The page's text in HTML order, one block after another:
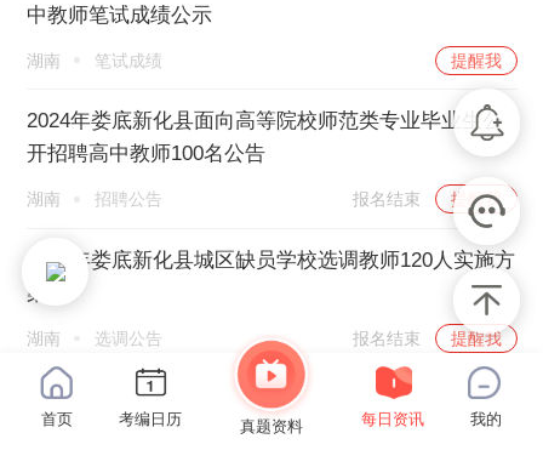
中教师笔试成绩公示
湖南 笔试成绩 提醒我
2024年娄底新化县面向高等院校师范类专业毕业生公
开招聘高中教师100名公告
湖南 招聘公告 报名结束 提醒我
2023年娄底新化县城区缺员学校选调教师120人实施方
案
湖南 选调公告 报名结束 提醒我
2023娄底新化县面向高校毕业生公开招聘高中教师笔
试、面试及总成绩公示
首页 考编日历 真题资料 每日资讯 我的